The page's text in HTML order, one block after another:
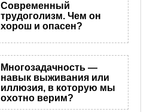
Современный
трудоголизм. Чем он
хорош и опасен?
Многозадачность —
навык выживания или
иллюзия, в которую мы
охотно верим?